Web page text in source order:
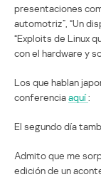
presentaciones
automotriz”, “Un
“Exploits de Linux
con el hardware y
Los que hablan
conferenciaaquí:
El segundo día
Admito que me
edición de un